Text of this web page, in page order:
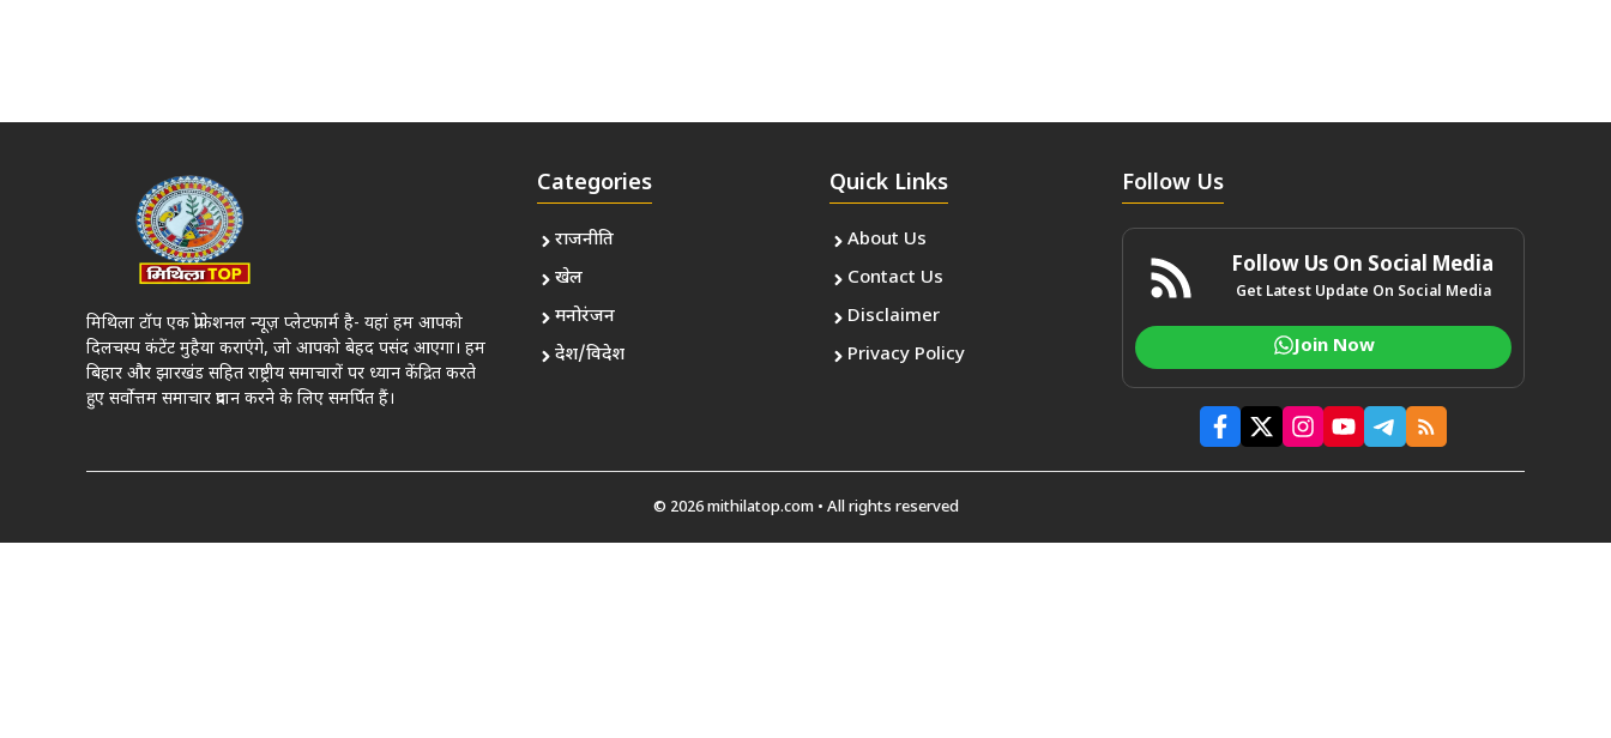
मिथिला टॉप एक प्रोफेशनल न्यूज़ प्लेटफार्म है- यहां हम आपको
दिलचस्प कंटेंट मुहैया कराएंगे, जो आपको बेहद पसंद आएगा। हम
बिहार और झारखंड सहित राष्ट्रीय समाचारों पर ध्यान केंद्रित करते
हुए सर्वोत्तम समाचार प्रदान करने के लिए समर्पित हैं।
Categories
राजनीति
खेल
मनोरंजन
देश/विदेश
Quick Links
About Us
Contact Us
Disclaimer
Privacy Policy
Follow Us
Follow Us On Social Media
Get Latest Update On Social Media
Join Now
© 2026 mithilatop.com • All rights reserved